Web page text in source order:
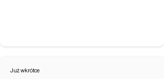
Już wkrótce